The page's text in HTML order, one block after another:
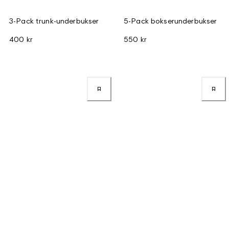
3-Pack trunk-underbukser
400 kr
5-Pack bokserunderbukser
550 kr